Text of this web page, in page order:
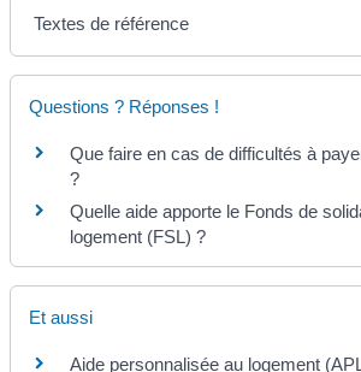
Textes de référence
Questions ? Réponses !
Que faire en cas de difficultés à
?
Quelle aide apporte le Fonds de
logement (FSL) ?
Et aussi
Aide personnalisée au logement